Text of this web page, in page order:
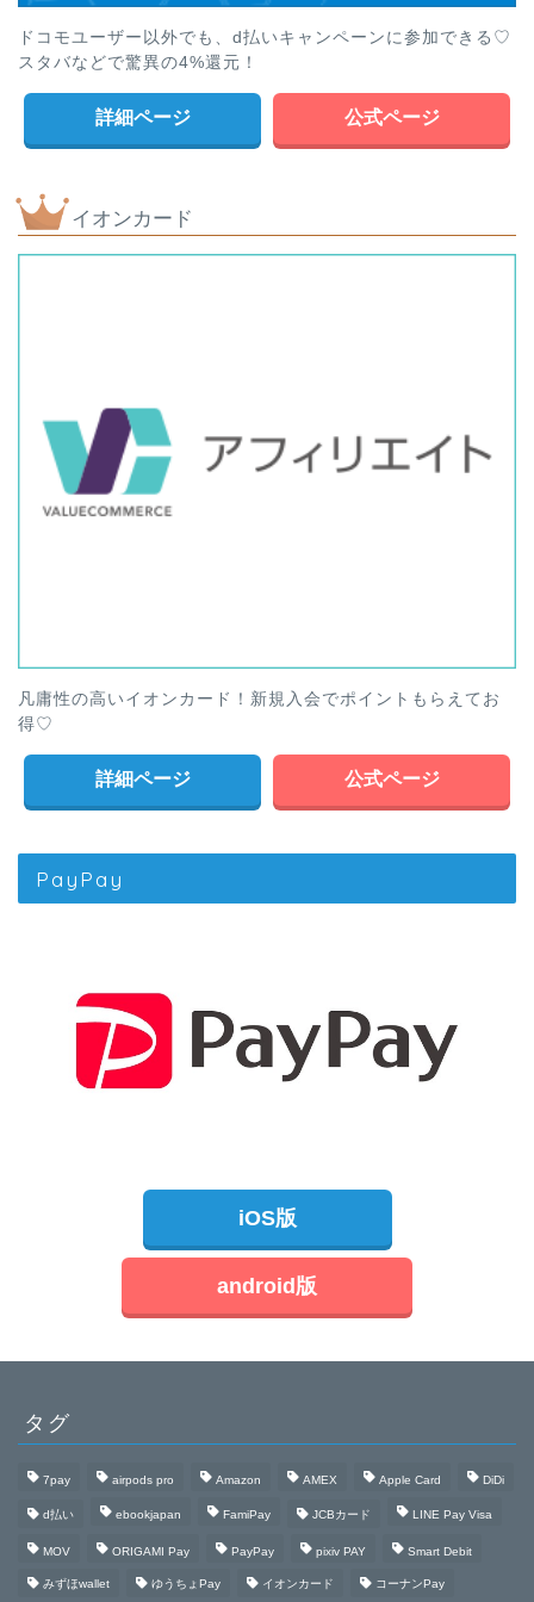
ドコモユーザー以外でも、d払いキャンペーンに参加できる♡
スタバなどで驚異の4%還元！
詳細ページ 公式ページ
イオンカード
凡庸性の高いイオンカード！新規入会でポイントもらえてお
得♡
詳細ページ 公式ページ
PayPay
iOS版
android版
タグ
7pay airpods pro Amazon AMEX Apple Card DiDi
d払い ebookjapan FamiPay JCBカード LINE Pay Visa
MOV ORIGAMI Pay PayPay pixiv PAY Smart Debit
みずほwallet ゆうちょPay イオンカード コーナンPay